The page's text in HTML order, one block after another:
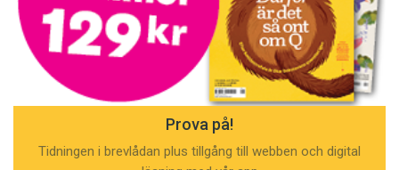
Prova på!
Tidningen i brevlådan plus tillgång till webben och digital